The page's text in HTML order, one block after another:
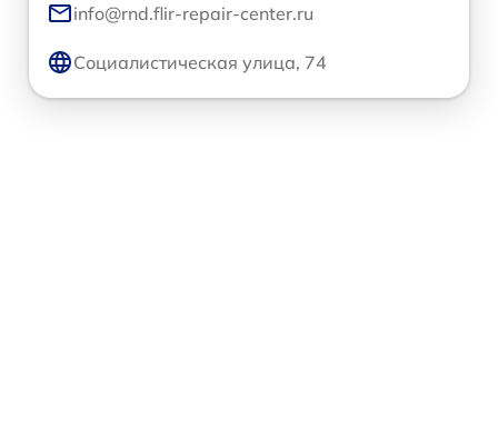
info@rnd.flir-repair-center.ru
Социалистическая улица, 74